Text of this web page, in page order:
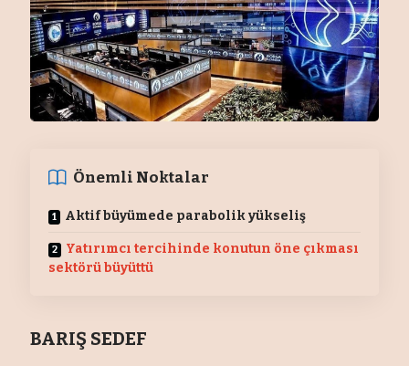
Önemli Noktalar
Aktif büyümede parabolik yükseliş
Yatırımcı tercihinde konutun öne çıkması
sektörü büyüttü
BARIŞ SEDEF